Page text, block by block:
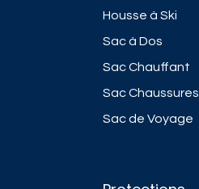
Housse à Ski
Sac à Dos
Sac Chauffant
Sac Chaussures
Sac de Voyage